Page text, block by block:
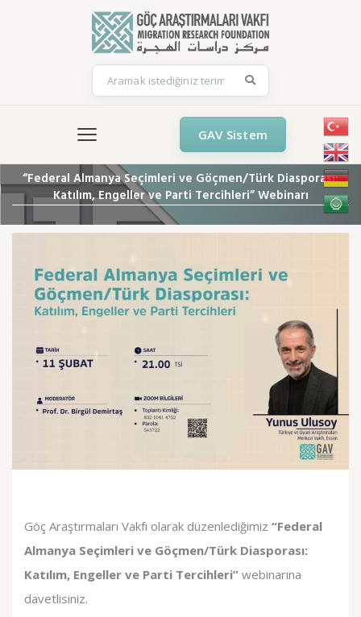
GAV Sistem
“Federal Almanya Seçimleri ve Göçmen/Türk Diasporası:
Katılım, Engeller ve Parti Tercihleri” Webinarı
Göç Araştırmaları Vakfı olarak düzenlediğimiz “Federal
Almanya Seçimleri ve Göçmen/Türk Diasporası:
Katılım, Engeller ve Parti Tercihleri” webinarına
davetlisiniz.